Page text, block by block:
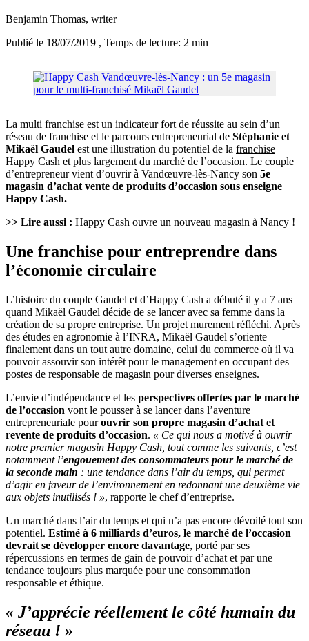
Benjamin Thomas, writer
Publié le 18/07/2019 , Temps de lecture: 2 min
La multi franchise est un indicateur fort de réussite au sein d’un
réseau de franchise et le parcours entrepreneurial de Stéphanie et
Mikaël Gaudel est une illustration du potentiel de la franchise
Happy Cash et plus largement du marché de l’occasion. Le couple
d’entrepreneur vient d’ouvrir à Vandœuvre-lès-Nancy son 5e
magasin d’achat vente de produits d’occasion sous enseigne
Happy Cash.
>> Lire aussi : Happy Cash ouvre un nouveau magasin à Nancy !
Une franchise pour entreprendre dans
l’économie circulaire
L’histoire du couple Gaudel et d’Happy Cash a débuté il y a 7 ans
quand Mikaël Gaudel décide de se lancer avec sa femme dans la
création de sa propre entreprise. Un projet murement réfléchi. Après
des études en agronomie à l’INRA, Mikaël Gaudel s’oriente
finalement dans un tout autre domaine, celui du commerce où il va
pouvoir assouvir son intérêt pour le management en occupant des
postes de responsable de magasin pour diverses enseignes.
L’envie d’indépendance et les perspectives offertes par le marché
de l’occasion vont le pousser à se lancer dans l’aventure
entrepreneuriale pourouvrir son propre magasin d’achat et
revente de produits d’occasion. « Ce qui nous a motivé à ouvrir
notre premier magasin Happy Cash, tout comme les suivants, c’est
notamment l’engouement des consommateurs pour le marché de
la seconde main : une tendance dans l’air du temps, qui permet
d’agir en faveur de l’environnement en redonnant une deuxième vie
aux objets inutilisés ! », rapporte le chef d’entreprise.
Un marché dans l’air du temps et qui n’a pas encore dévoilé tout son
potentiel. Estimé à 6 milliards d’euros, le marché de l’occasion
devrait se développer encore davantage, porté par ses
répercussions en termes de gain de pouvoir d’achat et par une
tendance toujours plus marquée pour une consommation
responsable et éthique.
« J’apprécie réellement le côté humain du
réseau ! »